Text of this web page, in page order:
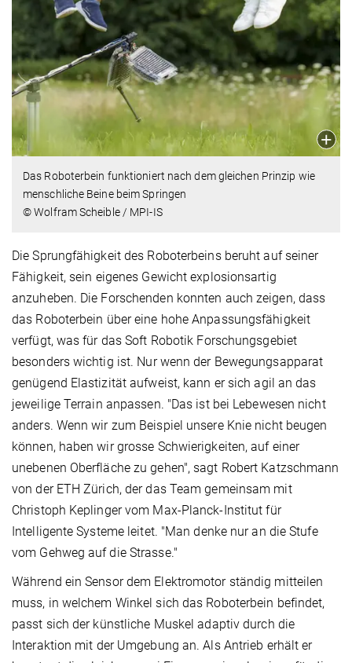
Das Roboterbein funktioniert nach dem gleichen Prinzip wie
menschliche Beine beim Springen
© Wolfram Scheible / MPI-IS
Die Sprungfähigkeit des Roboterbeins beruht auf seiner
Fähigkeit, sein eigenes Gewicht explosionsartig
anzuheben. Die Forschenden konnten auch zeigen, dass
das Roboterbein über eine hohe Anpassungsfähigkeit
verfügt, was für das Soft Robotik Forschungsgebiet
besonders wichtig ist. Nur wenn der Bewegungsapparat
genügend Elastizität aufweist, kann er sich agil an das
jeweilige Terrain anpassen. "Das ist bei Lebewesen nicht
anders. Wenn wir zum Beispiel unsere Knie nicht beugen
können, haben wir grosse Schwierigkeiten, auf einer
unebenen Oberfläche zu gehen", sagt Robert Katzschmann
von der ETH Zürich, der das Team gemeinsam mit
Christoph Keplinger vom Max-Planck-Institut für
Intelligente Systeme leitet. "Man denke nur an die Stufe
vom Gehweg auf die Strasse."
Während ein Sensor dem Elektromotor ständig mitteilen
muss, in welchem Winkel sich das Roboterbein befindet,
passt sich der künstliche Muskel adaptiv durch die
Interaktion mit der Umgebung an. Als Antrieb erhält er